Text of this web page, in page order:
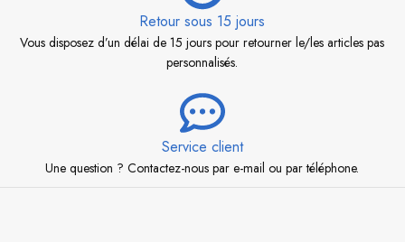
Retour sous 15 jours
Vous disposez d’un délai de 15 jours pour retourner le/les articles pas
personnalisés.
Service client
Une question ? Contactez-nous par e-mail ou par téléphone.